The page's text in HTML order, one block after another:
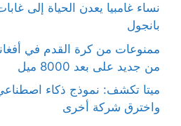
نساء غامبيا يعدن الحياة إلى
بانجول
ممنوعات من كرة القدم في
من جديد على بعد 8000 ميل
ميتا تكشف: نموذج ذكاء
واخترق شركة أخرى